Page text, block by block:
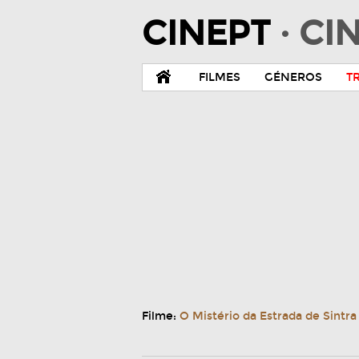
CINEPT ·
FILMES GÉNEROS
Filme: O Mistério da Estrada de Sintra